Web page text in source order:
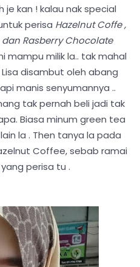
je kan ! kalau nak special
perisa Hazelnut Coffe ,
Rasberry Chocolate
mampu milik la.. tak mahal
disambut oleh abang
manis senyumannya ..
tak pernah beli jadi tak
Biasa minum green tea
la . Then tanya la pada
Coffee, sebab ramai
perisa tu .